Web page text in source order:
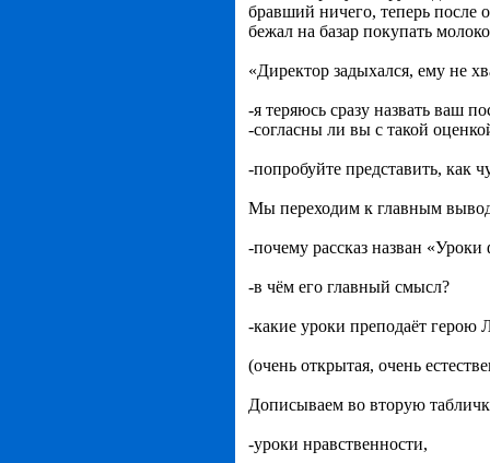
бравший ничего, теперь после
бежал на базар покупать
«Директор задыхался, ему не
-я теряюсь сразу назвать ваш
-согласны ли вы с такой
-попробуйте представить, как
Мы переходим к главным
-почему рассказ назван «Уроки
-в чём его главный смысл?
-какие уроки преподаёт герою
(очень открытая, очень
Дописываем во вторую
-уроки нравственности,